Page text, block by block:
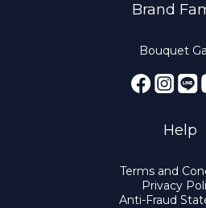
Brand
Bouquet
Help
Terms and
Privacy
Anti-Fraud